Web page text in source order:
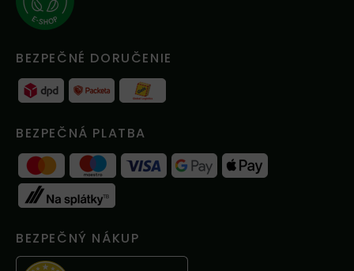
BEZPEČNÉ DORUČENIE
BEZPEČNÁ PLATBA
BEZPEČNÝ NÁKUP